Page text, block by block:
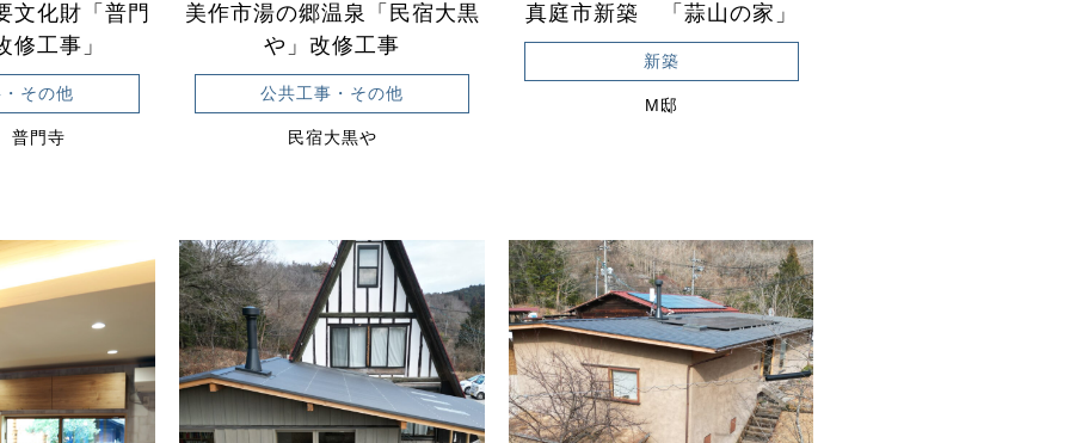
文化財「普門
修工事」
その他
普門寺
美作市湯の郷温泉「民宿大黒
や」改修工事
公共工事・その他
民宿大黒や
真庭市新築 「蒜山の家」
新築
M邸